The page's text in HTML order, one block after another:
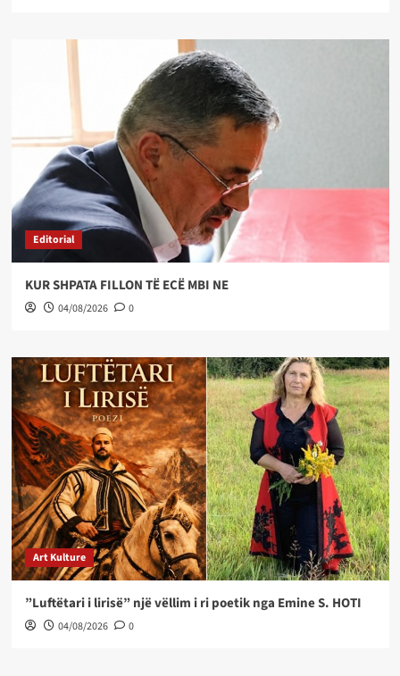
Editorial
KUR SHPATA FILLON TË ECË MBI NE
04/08/2026 0
Art Kulture
”Luftëtari i lirisë” një vëllim i ri poetik nga Emine S. HOTI
04/08/2026 0